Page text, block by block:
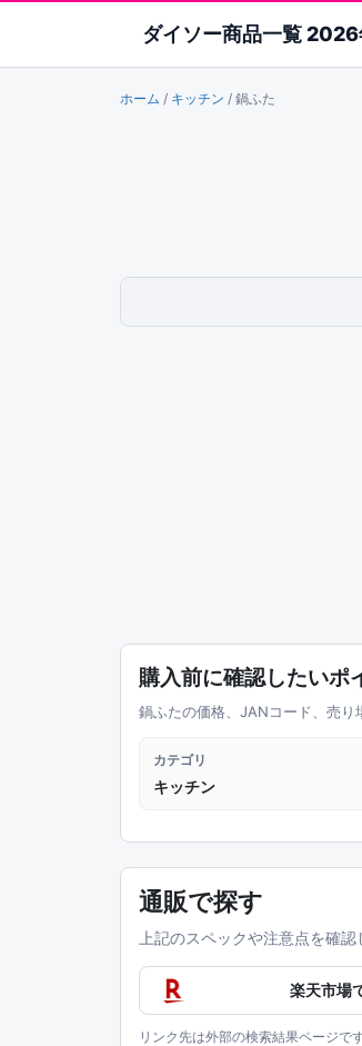
ダイソー商品一覧 2026
ホーム / キッチン / 鍋ふた
購入前に確認したいポ
鍋ふたの価格、JANコード、売り
カテゴリ
キッチン
通販で探す
上記のスペックや注意点を確
楽天市場
リンク先は外部の検索結果ページで